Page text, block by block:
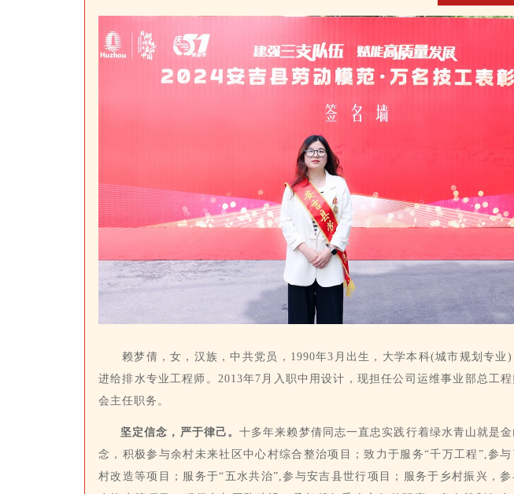
赖梦倩，女，汉族，中共党员，1990年3月出生，大学本科(城市规划专业
进给排水专业工程师。2013年7月入职中用设计，现担任公司运维事业部总工
会主任职务。
坚定信念，严于律己。十多年来赖梦倩同志一直忠实践行着绿水青山就是
念，积极参与余村未来社区中心村综合整治项目；致力于服务“千万工程”,参与
村改造等项目；服务于“五水共治”,参与安吉县世行项目；服务于乡村振兴，